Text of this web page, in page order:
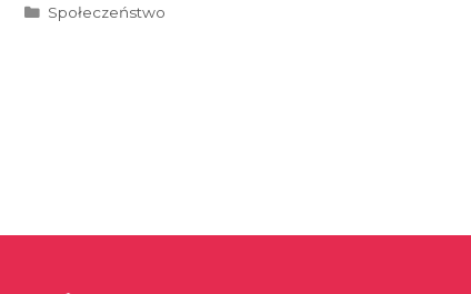
Kategorie
Społeczeństwo